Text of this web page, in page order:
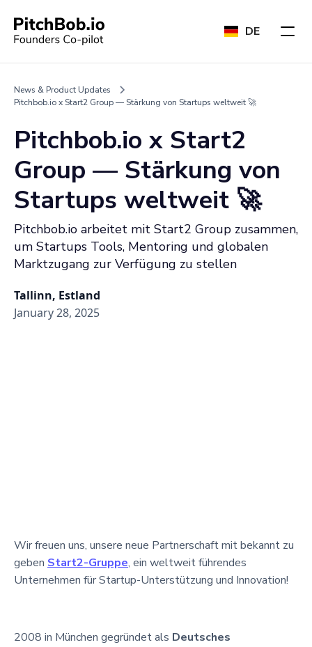
DE
News & Product Updates
Pitchbob.io x Start2 Group — Stärkung von Startups weltweit 🚀
Pitchbob.io x Start2
Group — Stärkung von
Startups weltweit 🚀
Pitchbob.io arbeitet mit Start2 Group zusammen,
um Startups Tools, Mentoring und globalen
Marktzugang zur Verfügung zu stellen
Tallinn, Estland
January 28, 2025
Wir freuen uns, unsere neue Partnerschaft mit bekannt zu
geben Start2-Gruppe, ein weltweit führendes
Unternehmen für Startup-Unterstützung und Innovation!
2008 in München gegründet als Deutsches